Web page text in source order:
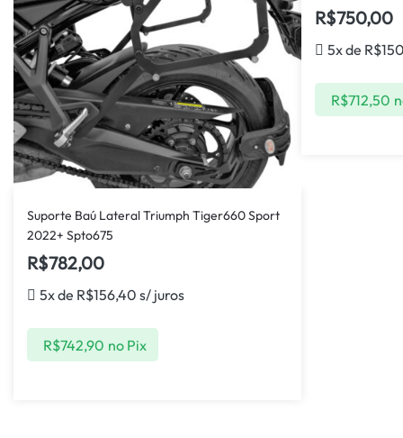
Suporte Baú Lateral Triumph Tiger660 Sport
2022+ Spto675
R$782,00
5x de R$156,40 s/ juros
R$742,90 no Pix
R$750,00
5x de R$
R$712,50